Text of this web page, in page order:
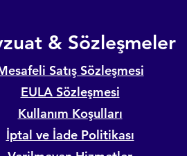
& Sözleşmeler
Satış Sözleşmesi
EULA Sözleşmesi
Kullanım Koşulları
İptal ve İade Politikası